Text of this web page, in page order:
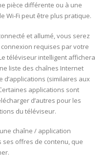
pièce différente ou à une
Wi-Fi peut être plus pratique.
et allumé, vous serez
requises par votre
téléviseur intelligent affichera
liste des chaînes Internet
(similaires aux
applications sont
d’autres pour les
du téléviseur.
chaîne / application
offres de contenu, que